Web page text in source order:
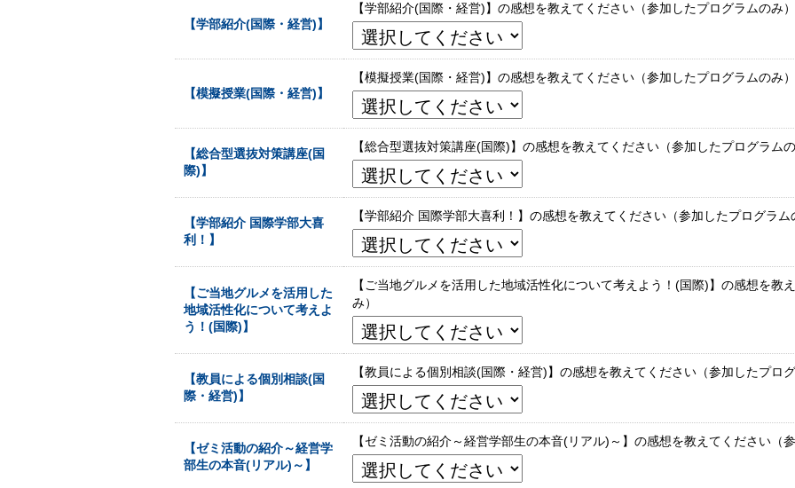
【学部紹介(国際・経営)】
【学部紹介(国際・経営)】の感想を教えてください（参加したプログラムのみ）
【模擬授業(国際・経営)】
【模擬授業(国際・経営)】の感想を教えてください（参加したプログラムのみ）
【総合型選抜対策講座(国
際)】
【総合型選抜対策講座(国際)】の感想を教えてください（参加したプログラムの
【学部紹介 国際学部大喜
利！】
【学部紹介 国際学部大喜利！】の感想を教えてください（参加したプログラム
【ご当地グルメを活用した
地域活性化について考えよ
う！(国際)】
【ご当地グルメを活用した地域活性化について考えよう！(国際)】の感想を教
み）
【教員による個別相談(国
際・経営)】
【教員による個別相談(国際・経営)】の感想を教えてください（参加したプログ
【ゼミ活動の紹介～経営学
部生の本音(リアル)～】
【ゼミ活動の紹介～経営学部生の本音(リアル)～】の感想を教えてください（